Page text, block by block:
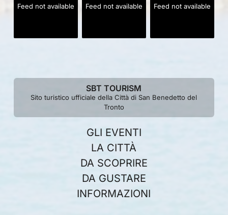
Feed not available Feed not available Feed not available
SBT TOURISM
Sito turistico ufficiale della Città di San Benedetto del
Tronto
GLI EVENTI
LA CITTÀ
DA SCOPRIRE
DA GUSTARE
INFORMAZIONI